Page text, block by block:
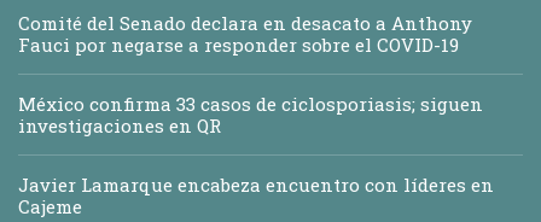
Comité del Senado declara en desacato a Anthony
Fauci por negarse a responder sobre el COVID-19
México confirma 33 casos de ciclosporiasis; siguen
investigaciones en QR
Javier Lamarque encabeza encuentro con líderes en
Cajeme